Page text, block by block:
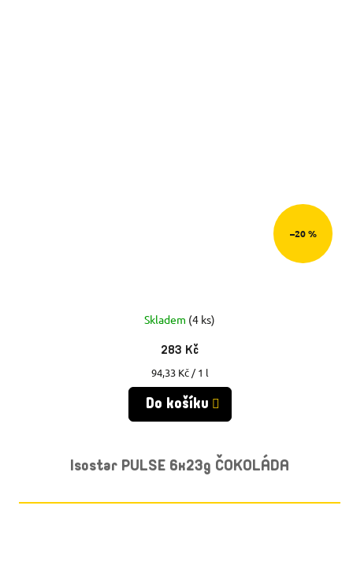
–20 %
Skladem (4 ks)
283 Kč
Měrná
cena:
94,33 Kč / 1 l
Do košíku
Isostar PULSE 6x23g ČOKOLÁDA